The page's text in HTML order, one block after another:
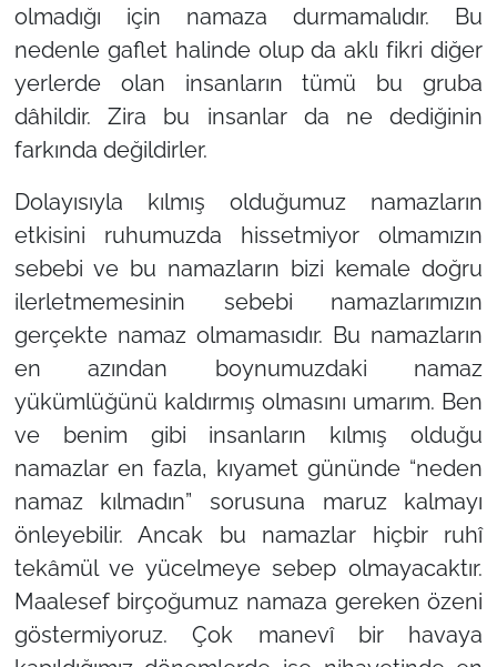
olmadığı için namaza durmamalıdır. Bu
nedenle gaflet halinde olup da aklı fikri diğer
yerlerde olan insanların tümü bu gruba
dâhildir. Zira bu insanlar da ne dediğinin
farkında değildirler.
Dolayısıyla kılmış olduğumuz namazların
etkisini ruhumuzda hissetmiyor olmamızın
sebebi ve bu namazların bizi kemale doğru
ilerletmemesinin sebebi namazlarımızın
gerçekte namaz olmamasıdır. Bu namazların
en azından boynumuzdaki namaz
yükümlüğünü kaldırmış olmasını umarım. Ben
ve benim gibi insanların kılmış olduğu
namazlar en fazla, kıyamet gününde “neden
namaz kılmadın” sorusuna maruz kalmayı
önleyebilir. Ancak bu namazlar hiçbir ruhî
tekâmül ve yücelmeye sebep olmayacaktır.
Maalesef birçoğumuz namaza gereken özeni
göstermiyoruz. Çok manevî bir havaya